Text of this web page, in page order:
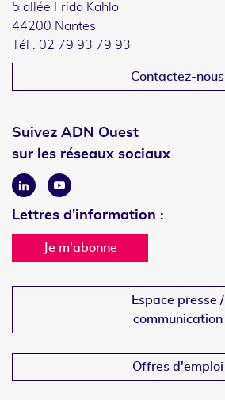
5 allée Frida Kahlo
44200 Nantes
Tél : 02 79 93 79 93
Contactez-nous
Suivez ADN Ouest
sur les réseaux sociaux
LinkedinYoutube
Lettres d'information :
Je m'abonne
Espace presse /
communication
Offres d'emploi